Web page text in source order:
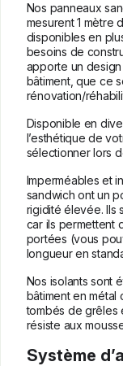
Nos panneaux
mesurent 1 mètre
disponibles en
besoins de
apporte un
bâtiment, que ce
rénovation/
Disponible en
l’esthétique de
sélectionner lors
Imperméables et
sandwich ont un
rigidité élevée. Ils
car ils permettent
portées (vous
longueur en
Nos isolants sont
bâtiment en métal
tombés de grêles
résiste aux
Système